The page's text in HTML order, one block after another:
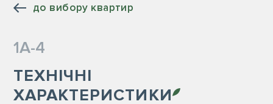
до вибору квартир
1А-4
ТЕХНІЧНІ
ХАРАКТЕРИСТИКИ